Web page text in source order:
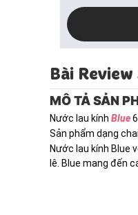
Bài
MÔ TẢ SẢN
Nước lau kính Blue
Sản phẩm dạng
Nước lau kính Blue
lê. Blue mang đến